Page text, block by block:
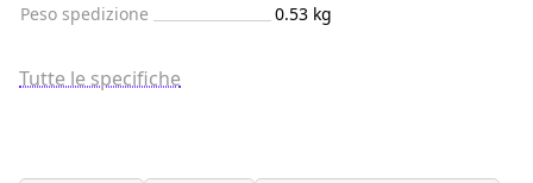
Peso spedizione 0.53 kg
Tutte le specifiche